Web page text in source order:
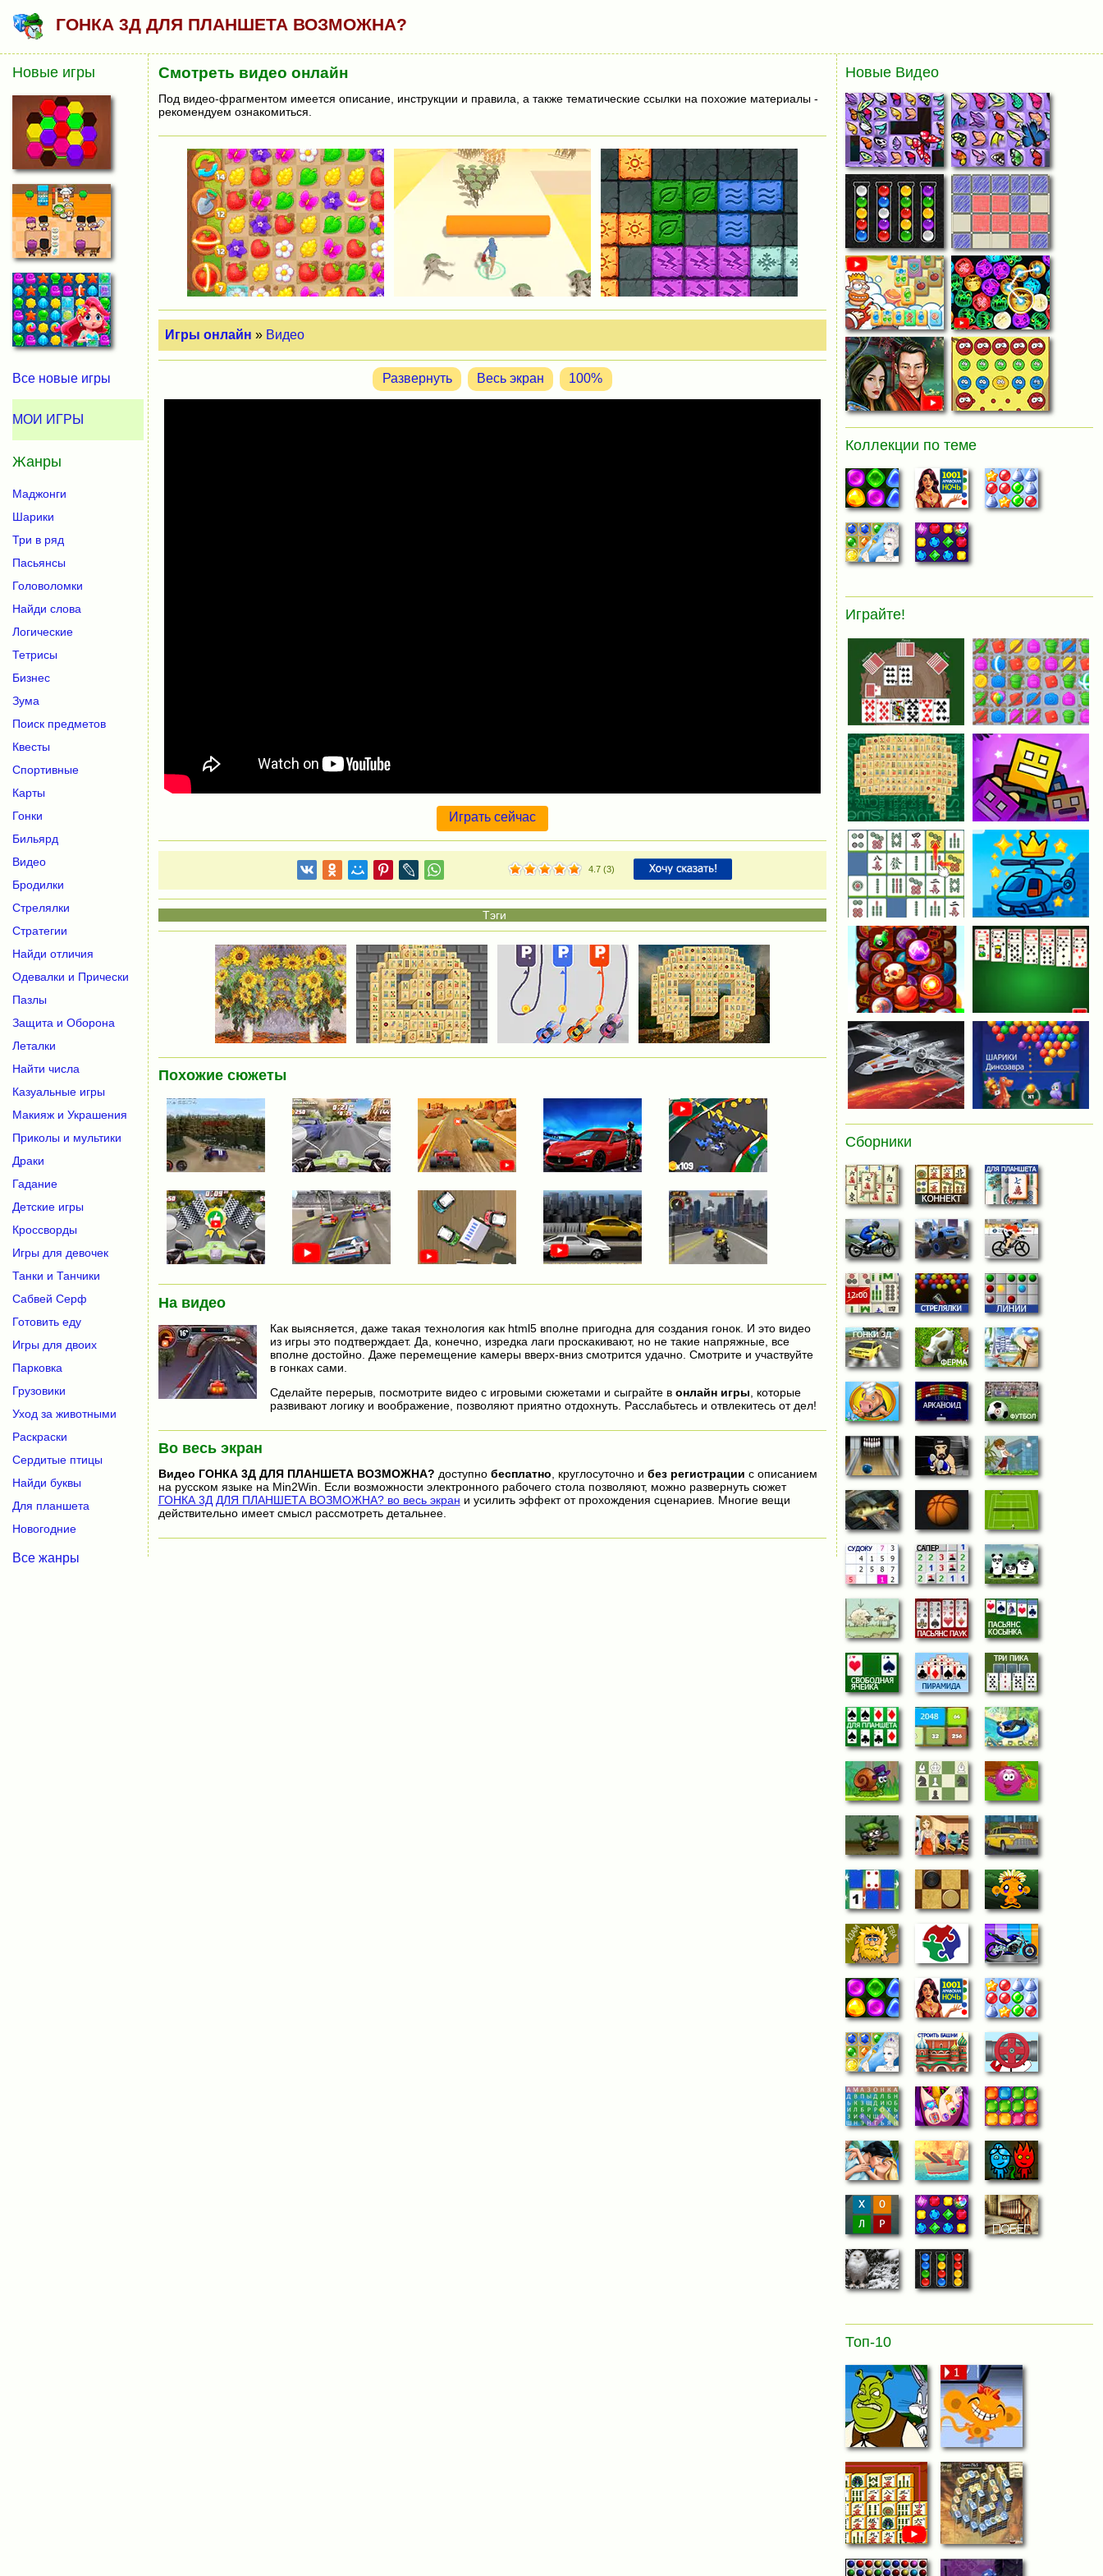
ГОНКА 3Д ДЛЯ ПЛАНШЕТА ВОЗМОЖНА?
Смотреть видео онлайн
Под видео-фрагментом имеется описание, инструкции и правила, а также тематические ссылки на похожие материалы -
рекомендуем ознакомиться.
Игры онлайн » Видео
Развернуть Весь экран 100%
Играть сейчас
4.7 (3)
Похожие сюжеты
На видео
Как выясняется, даже такая технология как html5 вполне пригодна для создания гонок. И это видео
из игры это подтверждает. Да, конечно, изредка лаги проскакивают, но не такие напряжные, все
вполне достойно. Даже перемещение камеры вверх-вниз смотрится удачно. Смотрите и участвуйте
в гонках сами.
Сделайте перерыв, посмотрите видео с игровыми сюжетами и сыграйте в онлайн игры, которые
развивают логику и воображение, позволяют приятно отдохнуть. Расслабьтесь и отвлекитесь от дел!
Во весь экран
Видео ГОНКА 3Д ДЛЯ ПЛАНШЕТА ВОЗМОЖНА? доступно бесплатно, круглосуточно и без регистрации с описанием
на русском языке на Min2Win. Если возможности электронного рабочего стола позволяют, можно развернуть сюжет
ГОНКА 3Д ДЛЯ ПЛАНШЕТА ВОЗМОЖНА? во весь экран и усилить эффект от прохождения сценариев. Многие вещи
действительно имеет смысл рассмотреть детальнее.
Новые игры
Все новые игры
МОИ ИГРЫ
Жанры
Маджонги
Шарики
Три в ряд
Пасьянсы
Головоломки
Найди слова
Логические
Тетрисы
Бизнес
Зума
Поиск предметов
Квесты
Спортивные
Карты
Гонки
Бильярд
Видео
Бродилки
Стрелялки
Стратегии
Найди отличия
Одевалки и Прически
Пазлы
Защита и Оборона
Леталки
Найти числа
Казуальные игры
Макияж и Украшения
Приколы и мультики
Драки
Гадание
Детские игры
Кроссворды
Игры для девочек
Танки и Танчики
Сабвей Серф
Готовить еду
Игры для двоих
Парковка
Грузовики
Уход за животными
Раскраски
Сердитые птицы
Найди буквы
Для планшета
Новогодние
Все жанры
Новые Видео
Коллекции по теме
Играйте!
Сборники
Топ-10